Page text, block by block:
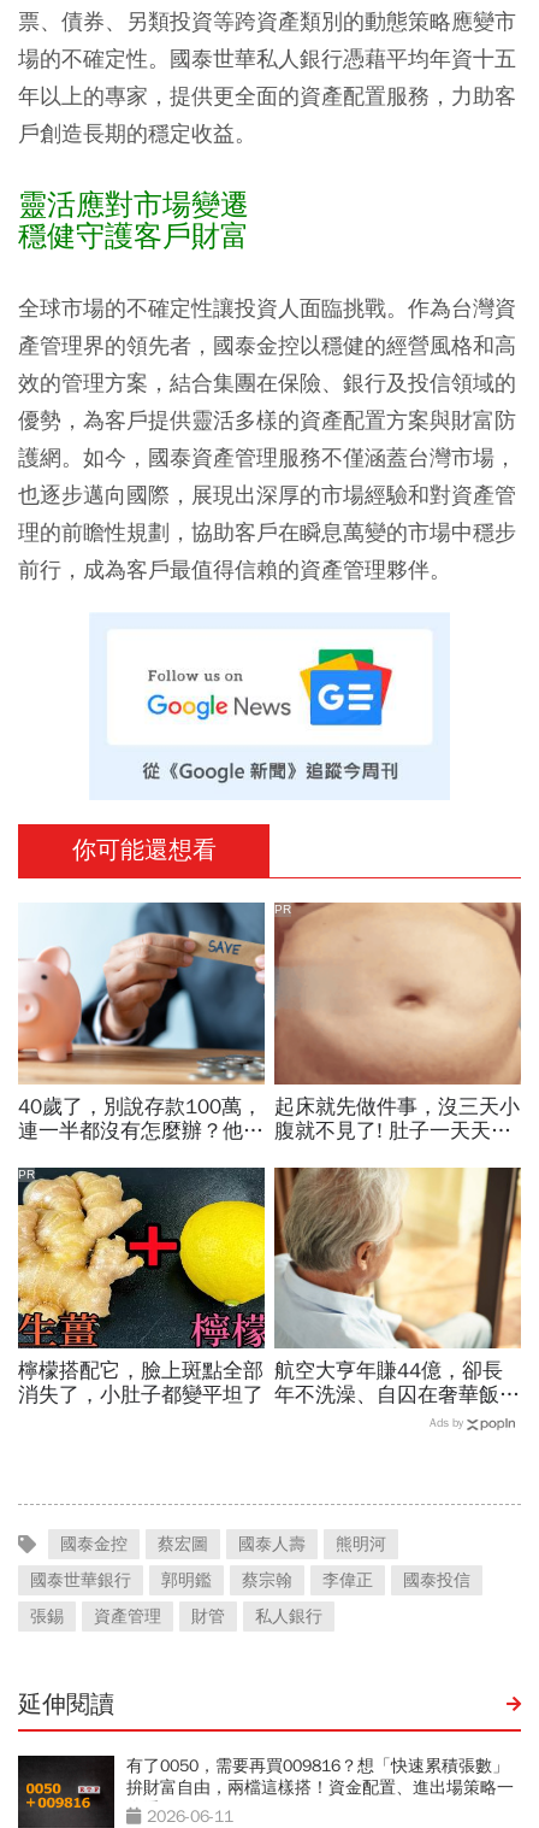
票、債券、另類投資等跨資產類別的動態策略應變市
場的不確定性。國泰世華私人銀行憑藉平均年資十五
年以上的專家，提供更全面的資產配置服務，力助客
戶創造長期的穩定收益。
靈活應對市場變遷
穩健守護客戶財富
全球市場的不確定性讓投資人面臨挑戰。作為台灣資
產管理界的領先者，國泰金控以穩健的經營風格和高
效的管理方案，結合集團在保險、銀行及投信領域的
優勢，為客戶提供靈活多樣的資產配置方案與財富防
護網。如今，國泰資產管理服務不僅涵蓋台灣市場，
也逐步邁向國際，展現出深厚的市場經驗和對資產管
理的前瞻性規劃，協助客戶在瞬息萬變的市場中穩步
前行，成為客戶最值得信賴的資產管理夥伴。
你可能還想看
40歲了，別說存款100萬，
連一半都沒有怎麼辦？他5
存錢法」脫離月光族
起床就先做件事，沒三天小
腹就不見了! 肚子一天天變
PR
檸檬搭配它，臉上斑點全部
消失了，小肚子都變平坦了
PR
航空大亨年賺44億，卻長
年不洗澡、自囚在奢華飯
店...當年地球上最有錢的
Ads by
國泰金控 蔡宏圖 國泰人壽
熊明河
國泰世華銀行
郭明鑑 蔡宗翰 李偉正
國泰投信
張錫
資產管理 財管 私人銀行
延伸閱讀
有了0050，需要再買009816？想「快速累積張數」
拚財富自由，兩檔這樣搭！資金配置、進出場策略一
次看2026-06-11